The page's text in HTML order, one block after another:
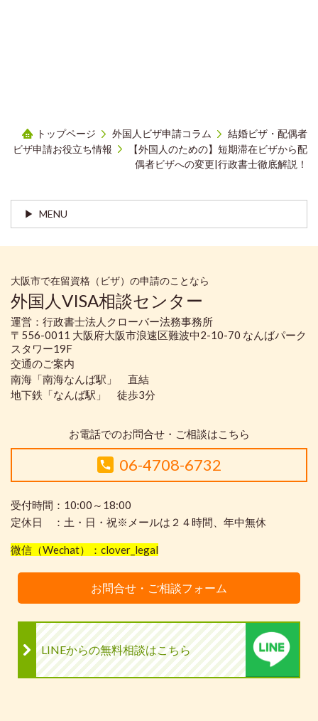
トップページ 外国人ビザ申請コラム
結婚ビザ・配偶者
ビザ申請お役立ち情報
【外国人のための】短期滞在ビザから配
偶者ビザへの変更|行政書士徹底解説！
MENU
大阪市で在留資格（ビザ）の申請のことなら
外国人VISA相談センター
運営：行政書士法人クローバー法務事務所
〒556-0011 大阪府大阪市浪速区難波中2-10-70 なんばパーク
スタワー19F
交通のご案内
南海「南海なんば駅」 直結
地下鉄「なんば駅」 徒歩3分
お電話でのお問合せ・ご相談はこちら
06-4708-6732
受付時間：10:00～18:00
定休日 ：土・日・祝※メールは２４時間、年中無休
微信（Wechat）：clover_legal
お問合せ・ご相談フォーム
LINEからの無料相談はこちら